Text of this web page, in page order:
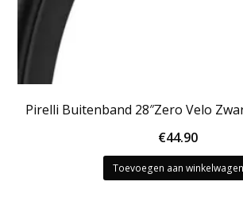
Pirelli Buitenband 28″Zero Velo
€44.90
Toevoegen aan winkelwagen